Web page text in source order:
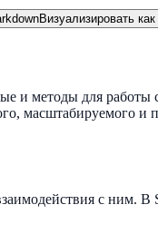
Визуализировать
и методы для
масштабируемого и
с ним. В